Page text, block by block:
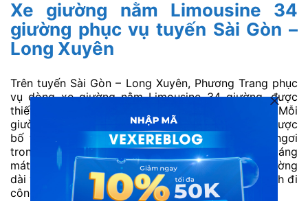
Xe giường nằm Limousine 34
giường phục vụ tuyến Sài Gòn –
Long Xuyên
Trên tuyến Sài Gòn – Long Xuyên, Phương Trang phục
vụ dòng xe giường nằm Limousine 34 giường, được
thiết kế phù hợp cho hành trình liên tỉnh miền Tây. Mỗi
giường nằm có kích thước rộng rãi, đệm êm và được
bố trí khoa học, giúp hành khách dễ dàng nghỉ ngơi
trong suốt chuyến đi. Không gian xe sạch sẽ, thoáng
mát, hạn chế rung lắc khi di chuyển trên quãng đường
dài vừa phải. Đây là lựa chọn phù hợp cho cả khách đi
công việc, sinh viên và người dân về quê An Giang.